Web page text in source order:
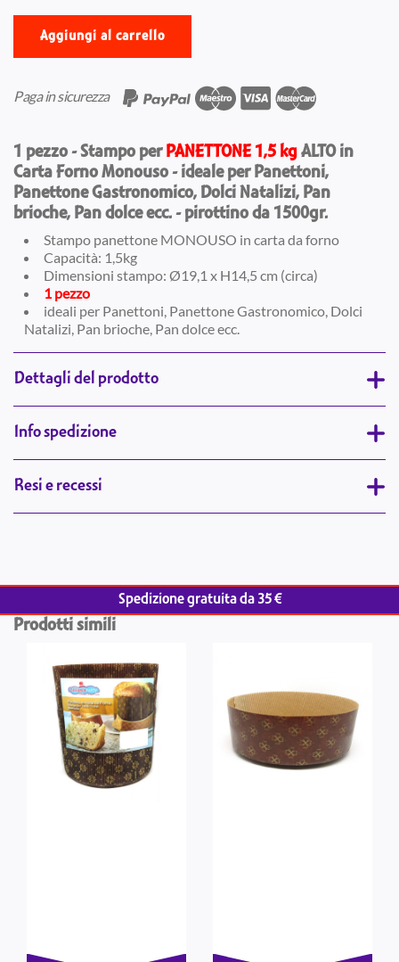
Aggiungi al carrello
Paga in sicurezza
1 pezzo - Stampo perPANETTONE 1,5 kgALTO in
Carta Forno Monouso - ideale per Panettoni,
Panettone Gastronomico, Dolci Natalizi, Pan
brioche, Pan dolce ecc. - pirottino da 1500gr.
Stampo panettone MONOUSO in carta da forno
Capacità: 1,5kg
Dimensioni stampo: Ø19,1 x H14,5 cm (circa)
1 pezzo
ideali per Panettoni, Panettone Gastronomico, Dolci
Natalizi, Pan brioche, Pan dolce ecc.
Dettagli del prodotto
Info spedizione
Resi e recessi
Spedizione gratuita da 35 €
Prodotti simili